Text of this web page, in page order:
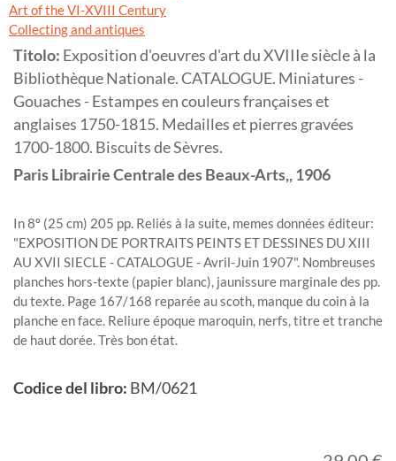
Art of the VI-XVIII Century
Collecting and antiques
Titolo: Exposition d'oeuvres d'art du XVIIIe siècle à la
Bibliothèque Nationale. CATALOGUE. Miniatures -
Gouaches - Estampes en couleurs françaises et
anglaises 1750-1815. Medailles et pierres gravées
1700-1800. Biscuits de Sèvres.
ParisLibrairie Centrale des Beaux-Arts,,1906
In 8º (25 cm) 205 pp. Reliés à la suite, memes données éditeur:
"EXPOSITION DE PORTRAITS PEINTS ET DESSINES DU XIII
AU XVII SIECLE - CATALOGUE - Avril-Juin 1907". Nombreuses
planches hors-texte (papier blanc), jaunissure marginale des pp.
du texte. Page 167/168 reparée au scoth, manque du coin à la
planche en face. Reliure époque maroquin, nerfs, titre et tranche
de haut dorée. Très bon état.
Codice del libro: BM/0621